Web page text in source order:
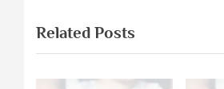
이
u
s
P
P
o
s
Related Posts